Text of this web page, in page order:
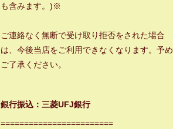
も含みます。)※
ご連絡なく無断で受け取り拒否をされた場合
は、今後当店をご利用できなくなります。予め
ご了承ください。
銀行振込：三菱UFJ銀行
========================